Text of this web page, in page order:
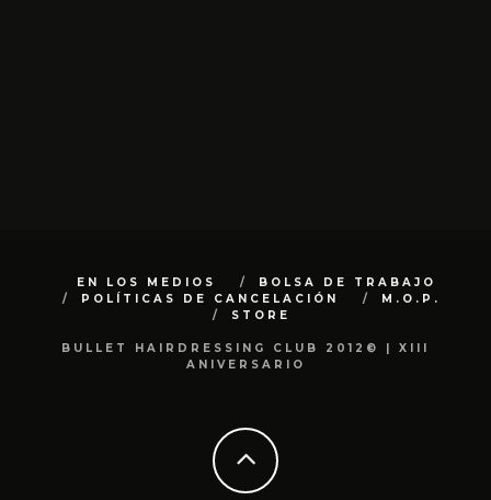
EN LOS MEDIOS
BOLSA DE TRABAJO
POLÍTICAS DE CANCELACIÓN
M.O.P.
STORE
BULLET HAIRDRESSING CLUB 2012© | XIII
ANIVERSARIO